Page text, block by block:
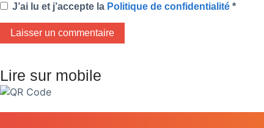
J’ai lu et j’accepte la Politique de confidentialité *
Lire sur mobile